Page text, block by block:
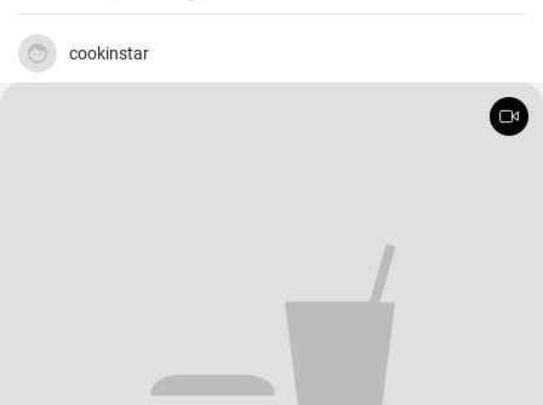
Preparata diverse volte in casa mia, è un dolce che non delude mai,
una golosità amata sia dai grandi che dai piccolini. Una torta
genuina e facile da preparare che dona un finale dolce e raffinato a
qualsiasi pasto.
cookinstar